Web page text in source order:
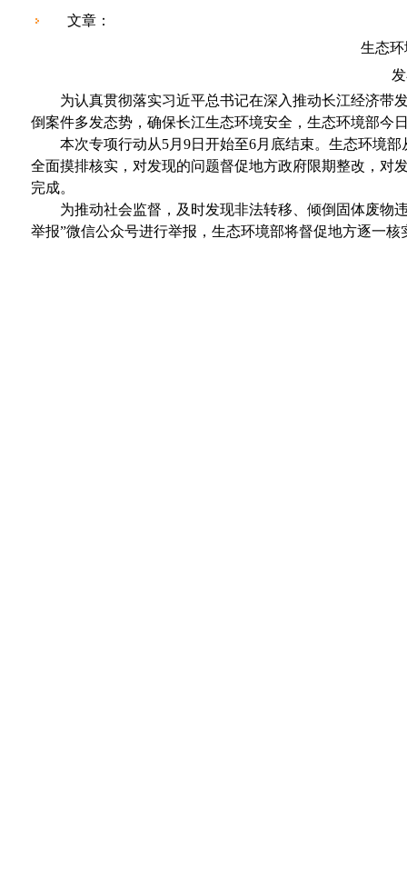
文章：
生态环
为认真贯彻落实习近平总书记在深入推动长江经济带
倒案件多发态势，确保长江生态环境安全，生态环境部今
本次专项行动从5月 9日开始至6月底结束。生态环境
全面摸排核实，对发现的问题督促地方政府限期整改，对
完成。
为推动社会监督，及时发现非法转移、倾倒固体废物
举报”微信公众号进行举报，生态环境部将督促地方逐一核